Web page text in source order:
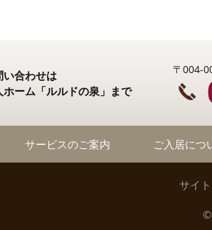
い合わせは
ーム「ルルドの泉」まで
〒004-
サービスのご案内 ご入居につ
サイ
©